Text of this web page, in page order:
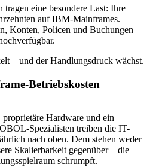
tragen eine besondere Last: Ihre
auf IBM-Mainframes.
Konten, Policen und Buchungen –
– und der Handlungsdruck wächst.
Betriebskosten
Hardware und ein
Spezialisten treiben die IT-
nach oben. Dem stehen weder
Skalierbarkeit gegenüber – die
schrumpft.